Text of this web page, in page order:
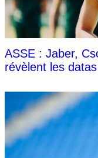
ASSE : Jaber,
révèlent les datas